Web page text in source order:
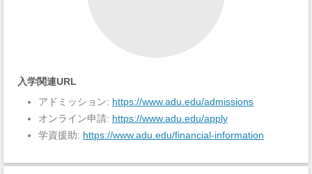
入学関連URL
アドミッション: https://www.adu.edu/admissions
オンライン申請: https://www.adu.edu/apply
学資援助: https://www.adu.edu/financial-information